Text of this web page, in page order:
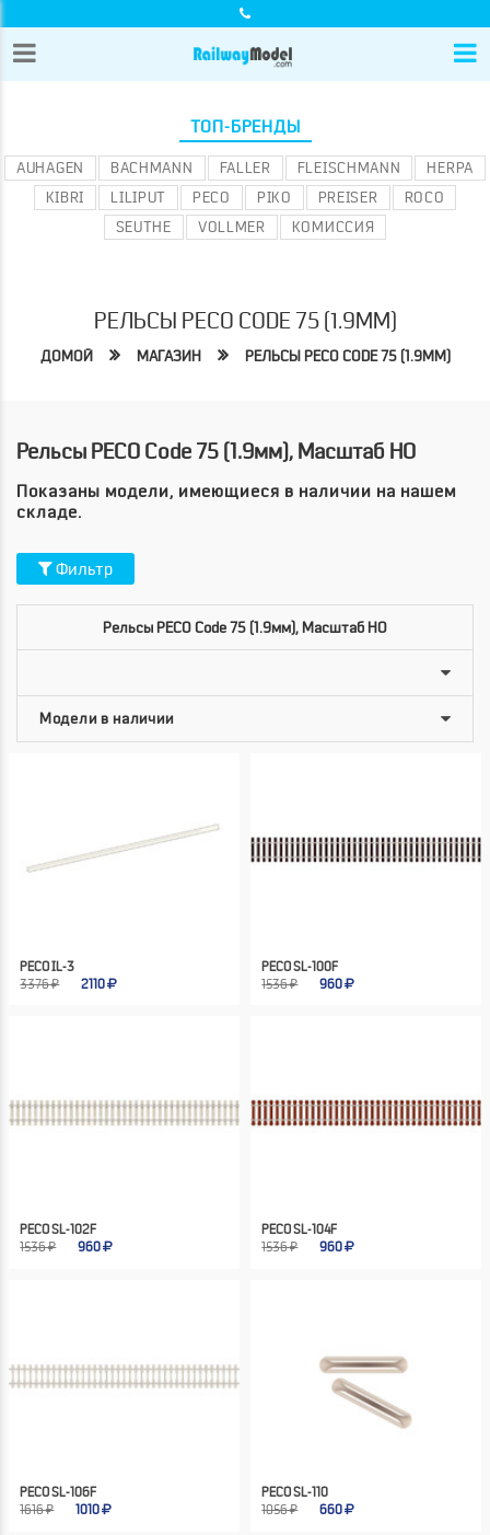
ТОП-БРЕНДЫ
AUHAGEN BACHMANN FALLER FLEISCHMANN
HERPA
KIBRI
LILIPUT PECO PIKO PREISER
ROCO
SEUTHE
VOLLMER КОМИССИЯ
РЕЛЬСЫ PECO CODE 75 (1.9ММ)
ДОМОЙ МАГАЗИН РЕЛЬСЫ PECO CODE 75 (1.9ММ)
Рельсы PECO Code 75 (1.9мм), Масштаб HO
Показаны модели, имеющиеся в наличии на нашем
складе.
Фильтр
Рельсы PECO Code 75 (1.9мм), Масштаб HO
PECO IL-3
3376 ₽
2110
PECO SL-100F
1536 ₽
960
PECO SL-102F
1536 ₽
960
PECO SL-104F
1536 ₽
960
PECO SL-106F
1616 ₽
1010
PECO SL-110
1056 ₽
660